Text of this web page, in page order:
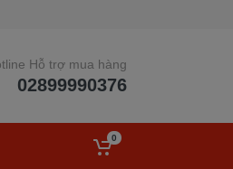
Hỗ trợ mua hàng
02899990376
0